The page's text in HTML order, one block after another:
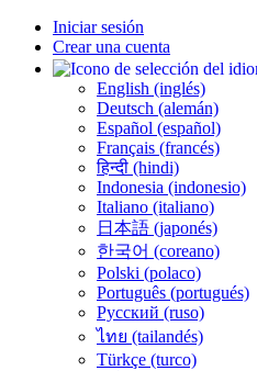
Iniciar sesión
Crear una cuenta
English (inglés)
Deutsch (alemán)
Español (español)
Français (francés)
हिन्दी (hindi)
Indonesia (indonesio)
Italiano (italiano)
日本語 (japonés)
한국어 (coreano)
Polski (polaco)
Português (portugués)
Русский (ruso)
ไทย (tailandés)
Türkçe (turco)